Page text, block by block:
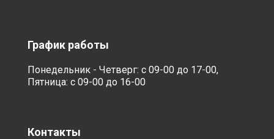
График работы
Понедельник - Четверг: с 09-00 до 17-00,
Пятница: с 09-00 до 16-00
Контакты